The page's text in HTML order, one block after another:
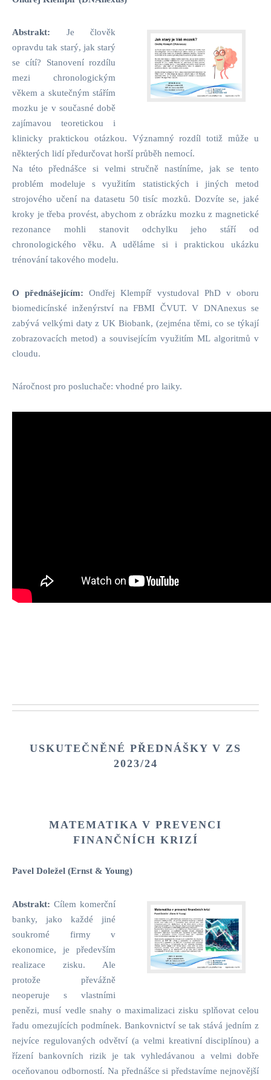
Abstrakt: Je člověk
opravdu tak starý, jak starý
se cítí? Stanovení rozdílu
mezi chronologickým
věkem a skutečným stářím
mozku je v současné době
zajímavou teoretickou i
klinicky praktickou otázkou. Významný rozdíl totiž může u
některých lidí předurčovat horší průběh nemocí.
Na této přednášce si velmi stručně nastíníme, jak se tento
problém modeluje s využitím statistických i jiných metod
strojového učení na datasetu 50 tisíc mozků. Dozvíte se, jaké
kroky je třeba provést, abychom z obrázku mozku z magnetické
rezonance mohli stanovit odchylku jeho stáří od
chronologického věku. A uděláme si i praktickou ukázku
trénování takového modelu.
O přednášejícím: Ondřej Klempíř vystudoval PhD v oboru
biomedicínské inženýrství na FBMI ČVUT. V DNAnexus se
zabývá velkými daty z UK Biobank, (zejména těmi, co se týkají
zobrazovacích metod) a souvisejícím využitím ML algoritmů v
cloudu.
Náročnost pro posluchače: vhodné pro laiky.
USKUTEČNĚNÉ PŘEDNÁŠKY V ZS
2023/24
MATEMATIKA V PREVENCI
FINANČNÍCH KRIZÍ
Pavel Doležel (Ernst & Young)
Abstrakt: Cílem komerční
banky, jako každé jiné
soukromé firmy v
ekonomice, je především
realizace zisku. Ale
protože převážně
neoperuje s vlastními
penězi, musí vedle snahy o maximalizaci zisku splňovat celou
řadu omezujících podmínek. Bankovnictví se tak stává jedním z
nejvíce regulovaných odvětví (a velmi kreativní disciplínou) a
řízení bankovních rizik je tak vyhledávanou a velmi dobře
oceňovanou odborností. Na přednášce si představíme nejnovější